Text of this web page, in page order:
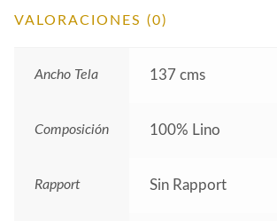
VALORACIONES (0)
Ancho Tela 137 cms
Composición 100% Lino
Rapport Sin Rapport